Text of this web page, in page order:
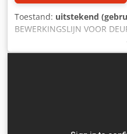
Toestand: uitstekend
BEWERKINGSLIJN VOOR
HORIZONTALE
model 0190 T.C Laadbuffer
en gemotoriseerde rollen